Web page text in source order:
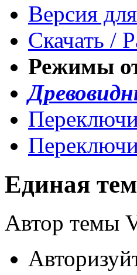
Версия
Скачать /
Режимы
Единая
Автор темы